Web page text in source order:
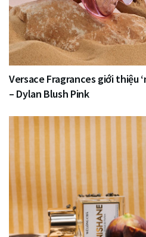
Versace Fragrances giới thiệu
– Dylan Blush Pink